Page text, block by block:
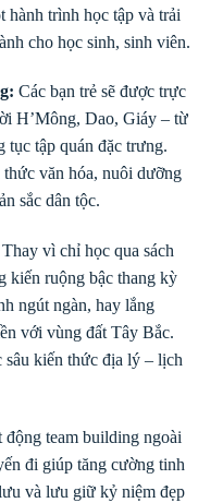
hành trình học tập và trải
cho học sinh, sinh viên.
Các bạn trẻ sẽ được trực
H’Mông, Dao, Giáy – từ
tục tập quán đặc trưng.
văn hóa, nuôi dưỡng
sắc dân tộc.
Thay vì chỉ học qua sách
kiến ruộng bậc thang kỳ
ngút ngàn, hay lắng
với vùng đất Tây Bắc.
kiến thức địa lý – lịch
động team building ngoài
đi giúp tăng cường tinh
và lưu giữ kỷ niệm đẹp